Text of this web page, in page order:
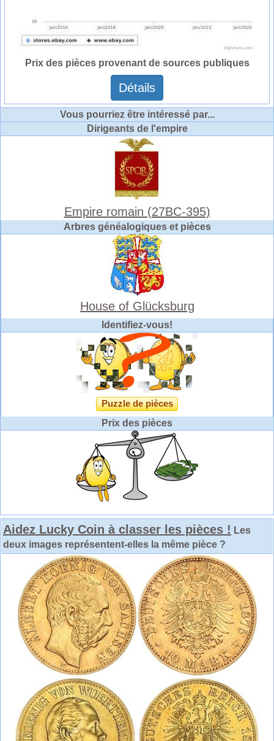
Prix des pièces provenant de sources publiques
Détails
Vous pourriez être intéressé par...
Dirigeants de l'empire
Empire romain (27BC-395)
Arbres généalogiques et pièces
House of Glücksburg
Identifiez-vous!
Puzzle de pièces
Prix des pièces
Aidez Lucky Coin à classer les pièces ! Les
deux images représentent-elles la même pièce ?